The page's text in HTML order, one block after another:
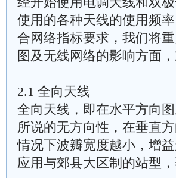
使用的各种天线的使用频
合网络指标要求，我们将
图及无线网络的影响方面
2.1 全向天线
全向天线，即在水平方向
所说的无方向性，在垂直
情况下波瓣宽度越小，增
应用与郊县大区制的站型，